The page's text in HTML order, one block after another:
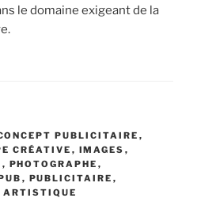
le domaine exigeant de la
PUBLICITAIRE ,
CRÉATIVE , IMAGES ,
, PHOTOGRAPHE ,
, PUBLICITAIRE ,
ARTISTIQUE